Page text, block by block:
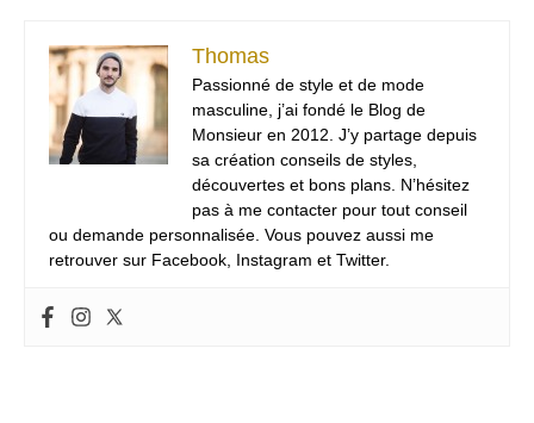
Thomas
Passionné de style et de mode
masculine, j’ai fondé le Blog de
Monsieur en 2012. J’y partage depuis
sa création conseils de styles,
découvertes et bons plans. N’hésitez
pas à me contacter pour tout conseil
ou demande personnalisée. Vous pouvez aussi me
retrouver sur Facebook, Instagram et Twitter.